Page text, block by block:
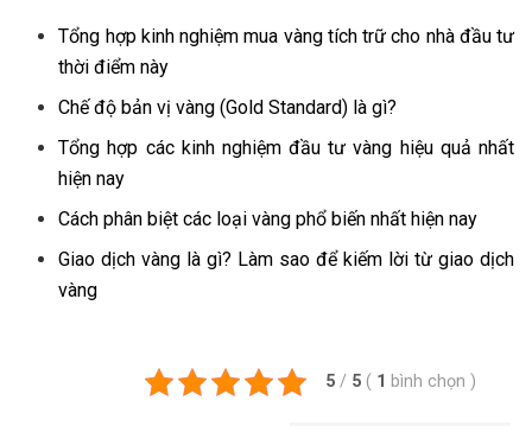
Tổng hợp kinh nghiệm mua vàng tích trữ cho nhà đầu tư
thời điểm này
Chế độ bản vị vàng (Gold Standard) là gì?
Tổng hợp các kinh nghiệm đầu tư vàng hiệu quả nhất
hiện nay
Cách phân biệt các loại vàng phổ biến nhất hiện nay
Giao dịch vàng là gì? Làm sao để kiếm lời từ giao dịch
vàng
5 / 5 ( 1 bình chọn )